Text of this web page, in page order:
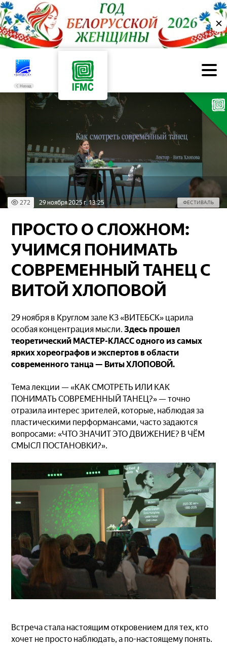
✕
Назад
272 29 ноября 2025 г. 13:25 ФЕСТИВАЛЬ
ПРОСТО О СЛОЖНОМ:
УЧИМСЯ ПОНИМАТЬ
СОВРЕМЕННЫЙ ТАНЕЦ С
ВИТОЙ ХЛОПОВОЙ
29 ноября в Круглом зале КЗ «ВИТЕБСК» царила
особая концентрация мысли.Здесь прошел
теоретический МАСТЕР-КЛАСС одного из самых
ярких хореографов и экспертов в области
современного танца — Виты ХЛОПОВОЙ.
Тема лекции — «КАК СМОТРЕТЬ ИЛИ КАК
ПОНИМАТЬ СОВРЕМЕННЫЙ ТАНЕЦ?» — точно
отразила интерес зрителей, которые, наблюдая за
пластическими перформансами, часто задаются
вопросами: «ЧТО ЗНАЧИТ ЭТО ДВИЖЕНИЕ? В ЧЁМ
СМЫСЛ ПОСТАНОВКИ?».
Встреча стала настоящим откровением для тех, кто
хочет не просто наблюдать, а по-настоящему понять.